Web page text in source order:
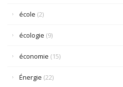
école (2)
écologie (9)
économie (15)
Énergie (22)